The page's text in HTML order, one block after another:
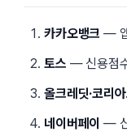
카카오뱅크 —
토스 — 신용점
올크레딧·코리
네이버페이 —